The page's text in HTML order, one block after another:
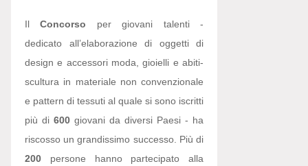
IlConcorso per giovani talenti -
dedicato all’elaborazione di oggetti di
design e accessori moda, gioielli e abiti-
scultura in materiale non convenzionale
e pattern di tessuti al quale si sono iscritti
più di 600 giovani da diversi Paesi - ha
riscosso un grandissimo successo. Più di
200 persone hanno partecipato alla